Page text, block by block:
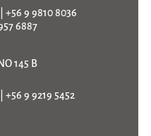
+56 9 9810 8036
6887
145 B
+56 9 9219 5452